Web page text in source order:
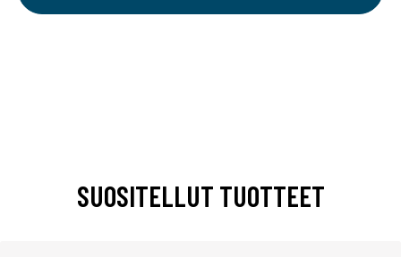
SUOSITELLUT TUOTTEET